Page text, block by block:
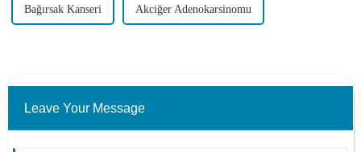
Bağırsak Kanseri Akciğer Adenokarsinomu
Leave Your Message